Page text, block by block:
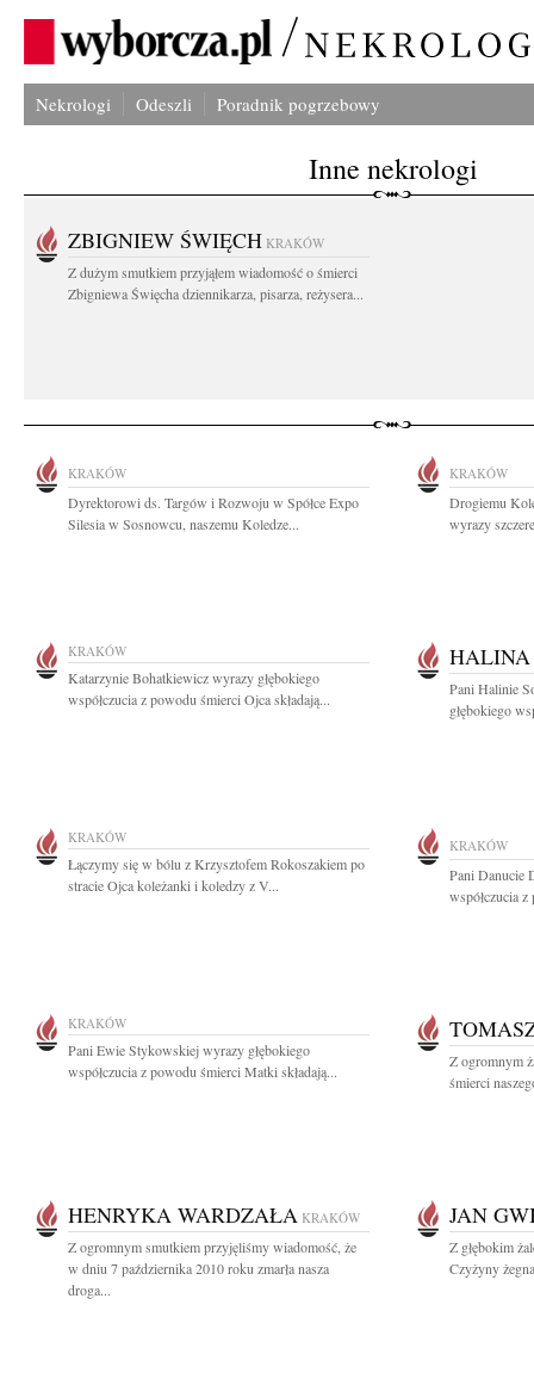
Nekrologi Odeszli Poradnik pogrzebowy
Inne nekrologi
ZBIGNIEW ŚWIĘCH KRAKÓW
Z dużym smutkiem przyjąłem wiadomość o śmierci
Zbigniewa Święcha dziennikarza, pisarza, reżysera...
KRAKÓW
Dyrektorowi ds. Targów i Rozwoju w Spółce Expo
Silesia w Sosnowcu, naszemu Koledze...
KRAKÓW
Drogiemu
wyrazy
KRAKÓW
Katarzynie Bohatkiewicz wyrazy głębokiego
współczucia z powodu śmierci Ojca składają...
HALINA
Pani Halinie
głębokiego
KRAKÓW
Łączymy się w bólu z Krzysztofem Rokoszakiem po
stracie Ojca koleżanki i koledzy z V...
KRAKÓW
Pani Danucie
współczucia
KRAKÓW
Pani Ewie Stykowskiej wyrazy głębokiego
współczucia z powodu śmierci Matki składają...
Z ogromnym
śmierci
HENRYKA WARDZAŁA KRAKÓW
Z ogromnym smutkiem przyjęliśmy wiadomość, że
w dniu 7 października 2010 roku zmarła nasza
droga...
JAN
Z głębokim
Czyżyny